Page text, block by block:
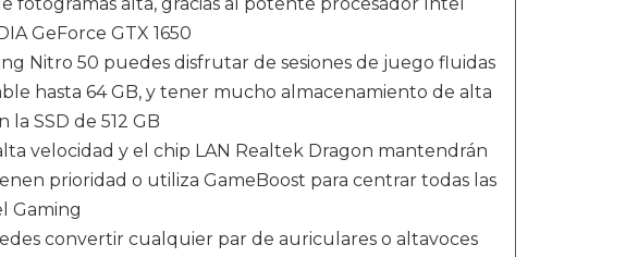
fotogramas alta, gracias al potente procesador Intel
GeForce GTX 1650
Nitro 50 puedes disfrutar de sesiones de juego fluidas
hasta 64 GB, y tener mucho almacenamiento de alta
la SSD de 512 GB
velocidad y el chip LAN Realtek Dragon mantendrán
prioridad o utiliza GameBoost para centrar todas las
Gaming
convertir cualquier par de auriculares o altavoces